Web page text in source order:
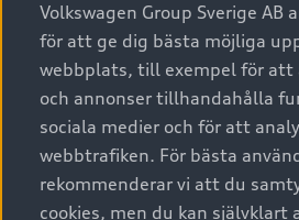
A6 modellerna
SUV
Avant
Audi Sport
Privatleasing
Nya bilar i lager
Begagnade bilar i lager
Audi approved :plus - så gott som
Finansiering
Service & tillbehör
Audi digital services
Originaltillbehör - köp online
Garantier
Försäkring
Tjänstebil
Tjänstebil
Business lease online
Företagsleasing
Om Audi Sverige
Kontakta oss
Volkswagen Group Sverige AB
för att ge dig bästa möjliga
webbplats, till exempel för att
och annonser tillhandahålla
sociala medier och för att
webbtrafiken. För bästa
rekommenderar vi att du
cookies, men du kan självklart